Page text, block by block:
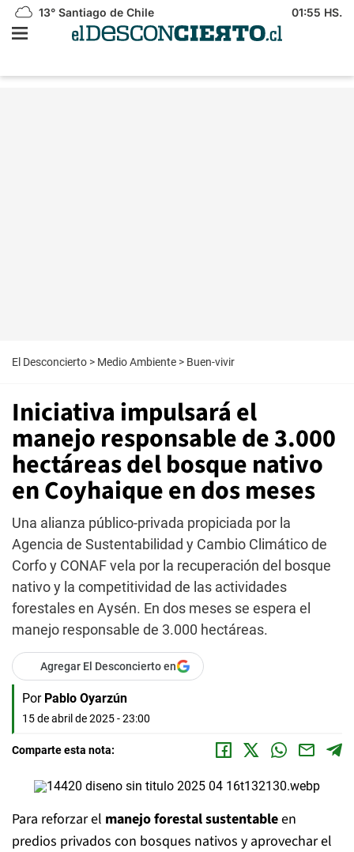
13° Santiago de Chile 01:55 HS.
El Desconcierto > Medio Ambiente > Buen-vivir
Iniciativa impulsará el
manejo responsable de 3.000
hectáreas del bosque nativo
en Coyhaique en dos meses
Una alianza público-privada propiciada por la
Agencia de Sustentabilidad y Cambio Climático de
Corfo y CONAF vela por la recuperación del bosque
nativo y la competitividad de las actividades
forestales en Aysén. En dos meses se espera el
manejo responsable de 3.000 hectáreas.
Agregar El Desconcierto en
Por Pablo Oyarzún
15 de abril de 2025 - 23:00
Comparte esta nota:
Para reforzar el manejo forestal sustentableen
predios privados con bosques nativos y aprovechar el